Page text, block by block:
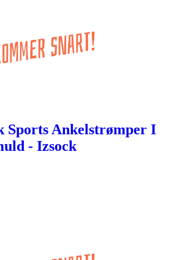
Sports Ankelstrømper I
- Izsock